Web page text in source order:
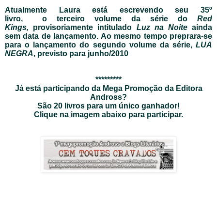
Atualmente Laura está escrevendo seu 35º
livro, o terceiro volume da série do Red
Kings, provisoriamente intitulado Luz na Noite ainda
sem data de lançamento. Ao mesmo tempo preprara-se
para o lançamento do segundo volume da série, LUA
NEGRA, previsto para junho/2010
*********
Já está participando da Mega Promoção da Editora
Andross?
São 20 livros para um único ganhador!
Clique na imagem abaixo para participar.